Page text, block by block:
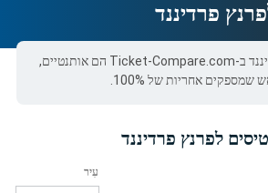
פרנץ פרדיננד
כל כרטיסי פרנץ פרדיננד ב-Ticket-Compare.com הם אותנטיים,
אחריות של 100%.
לפרנץ פרדיננד